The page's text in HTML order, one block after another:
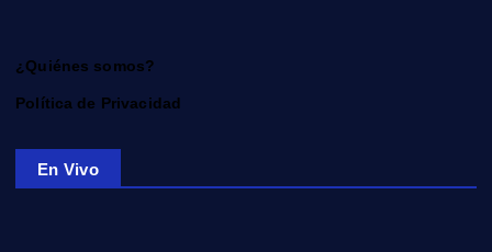
¿Quiénes somos?
Política de Privacidad
En Vivo